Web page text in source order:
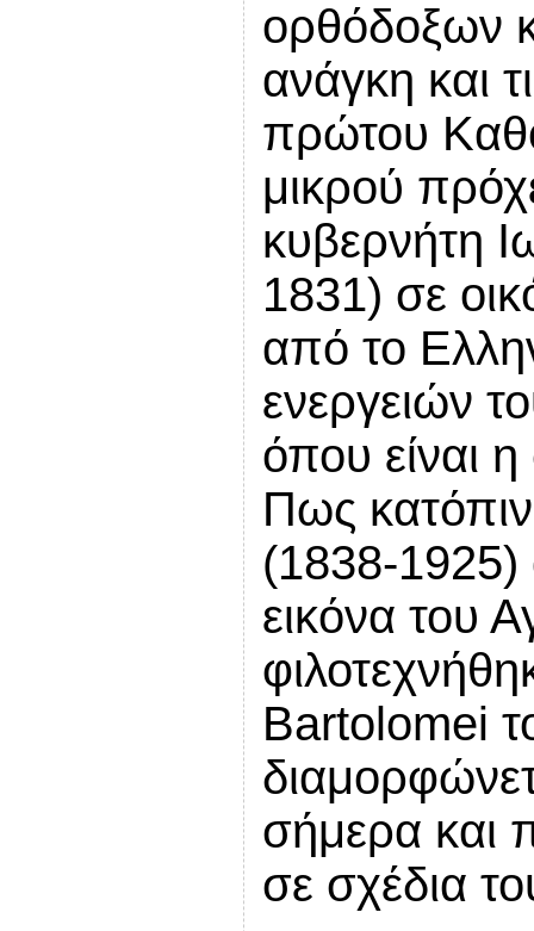
ορθόδοξων
ανάγκη και
πρώτου
μικρού
κυβερνήτη
1831) σε
από το
ενεργειών
όπου είναι
Πως κατόπιν
(1838-1925)
εικόνα του
Bartolomei
σήμερα και
σε σχέδια